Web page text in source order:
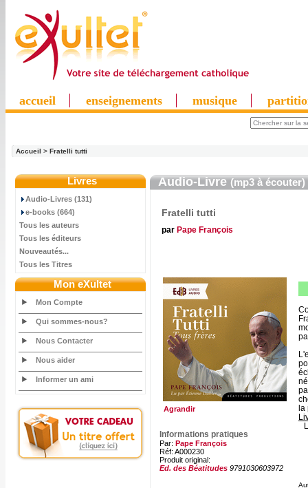
accueil enseignements musique
Accueil > Fratelli tutti
Livres
Audio-Livres (131)
e-books (664)
Tous les auteurs
Tous les éditeurs
Nouveautés...
Tous les Titres
Mon eXultet
Mon Compte
Qui sommes-nous?
Nous Contacter
Nous aider
Informer un ami
Audio-Livre(mp3 à écouter)
Fratelli tutti
par Pape François
Agrandir
Informations pratiques
Par: Pape François
Réf: A000230
Produit original:
Ed. des Béatitudes 9791030603972
la